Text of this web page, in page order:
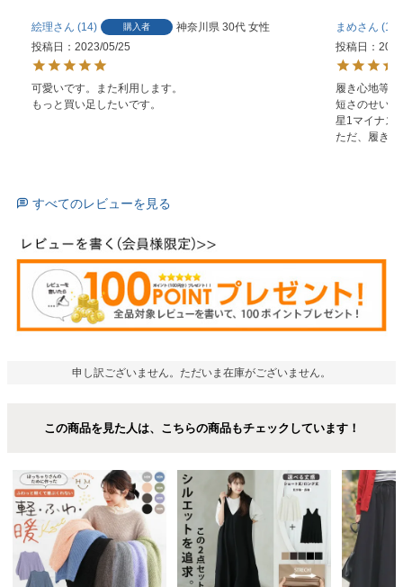
絵理 14 購入者 神奈川県 30代 女性
投稿日
2023/05/25
可愛いです。また利用します。
もっと買い足したいです。
まめ
15
投稿日
履き心地等
短さのせい
星1マイナス
ただ、履き
すべてのレビューを見る
申し訳ございません。ただいま在庫がございません。
この商品を見た人は、こちらの商品もチェックしています！